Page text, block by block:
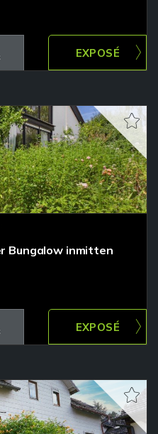
Bungalow inmitten